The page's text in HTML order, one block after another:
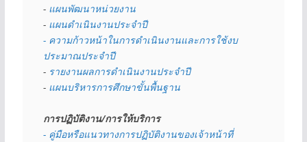
- แผนพัฒนาหน่วยงาน
- แผนดำเนินงานประจำปี
- ความก้าวหน้าในการดำเนินงานและการใช้งบ
ประมาณประจำปี
- รายงานผลการดำเนินงานประจำปี
- แผนบริหารการศึกษาขั้นพื้นฐาน
การปฏิบัติงาน/การให้บริการ
- คู่มือหรือแนวทางการปฏิบัติงานของเจ้าหน้าที่